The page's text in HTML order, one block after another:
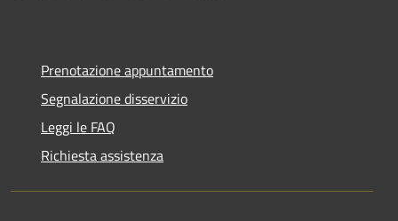
Prenotazione appuntamento
Segnalazione disservizio
Leggi le FAQ
Richiesta assistenza